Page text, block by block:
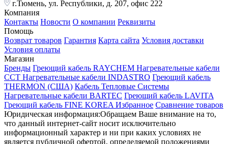
г.Тюмень, ул. Республики, д. 207, офис 222
Компания
Контакты Новости О компании Реквизиты
Помощь
Возврат товаров Гарантия Карта сайта Условия доставки
Условия оплаты
Магазин
Бренды Греющий кабель RAYCHEM Нагревательные кабели
ССТ Нагревательные кабели INDASTRO Греющий кабель
THERMON (США) Кабель Тепловые Системы
Нагревательные кабели BARTEC Греющий кабель LAVITA
Греющий кабель FINE KOREA Избранное Сравнение товаров
Юридическая информация:Обращаем Ваше внимание на то,
что данный интернет-сайт носит исключительно
информационный характер и ни при каких условиях не
является публичной офертой, определяемой положениями